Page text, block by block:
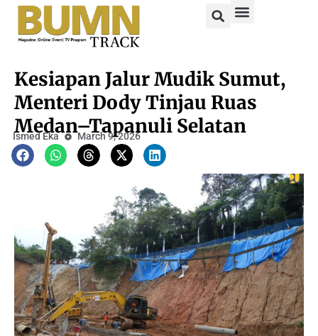
Kesiapan Jalur Mudik Sumut,
Menteri Dody Tinjau Ruas
Medan–Tapanuli Selatan
Ismed Eka March 9, 2026